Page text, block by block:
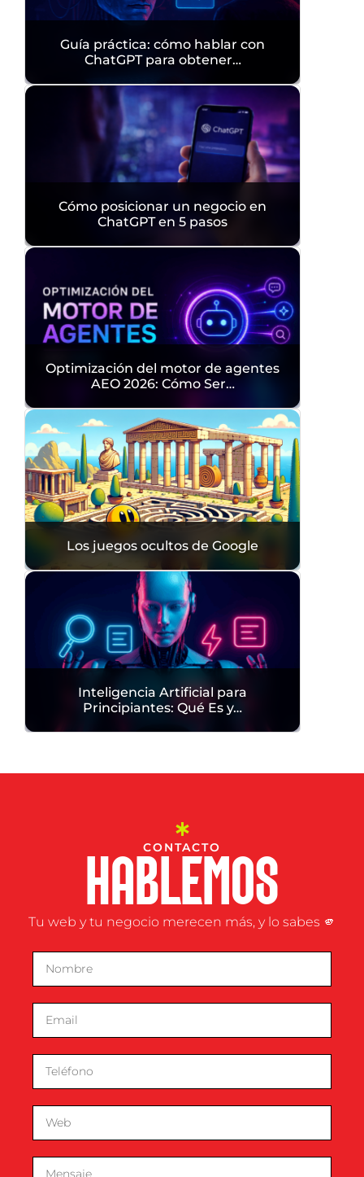
Guía práctica: cómo hablar con
ChatGPT para obtener…
Cómo posicionar un negocio en
ChatGPT en 5 pasos
Optimización del motor de agentes
AEO 2026: Cómo Ser…
Los juegos ocultos de Google
Inteligencia Artificial para
Principiantes: Qué Es y…
CONTACTO
HABLEMOS
Tu web y tu negocio merecen más, y lo sabes 🫵